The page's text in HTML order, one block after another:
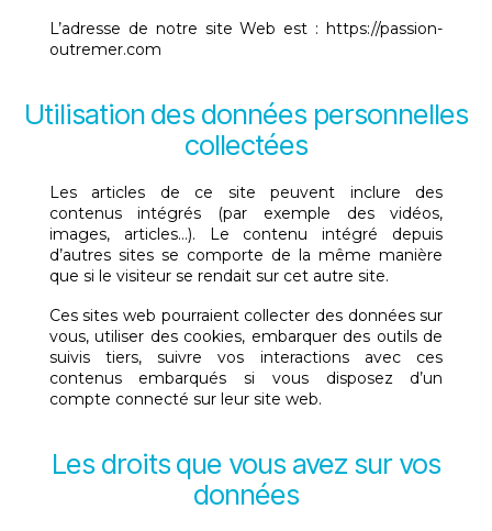
L’adresse de notre site Web est : https://passion-
outremer.com
Utilisation des données personnelles
collectées
Les articles de ce site peuvent inclure des
contenus intégrés (par exemple des vidéos,
images, articles…). Le contenu intégré depuis
d’autres sites se comporte de la même manière
que si le visiteur se rendait sur cet autre site.
Ces sites web pourraient collecter des données sur
vous, utiliser des cookies, embarquer des outils de
suivis tiers, suivre vos interactions avec ces
contenus embarqués si vous disposez d’un
compte connecté sur leur site web.
Les droits que vous avez sur vos
données